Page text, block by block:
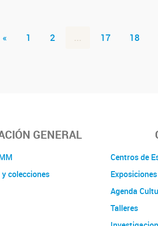
« 1 2 ... 17 18
GENERAL
colecciones
Centros de
Exposiciones
Agenda
Talleres